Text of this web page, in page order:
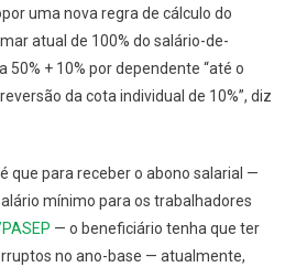
uma nova regra de cálculo do
atual de 100% do salário-de-
50% + 10% por dependente “até o
da cota individual de 10%”, diz
que para receber o abono salarial —
mínimo para os trabalhadores
— o beneficiário tenha que ter
no ano-base — atualmente,